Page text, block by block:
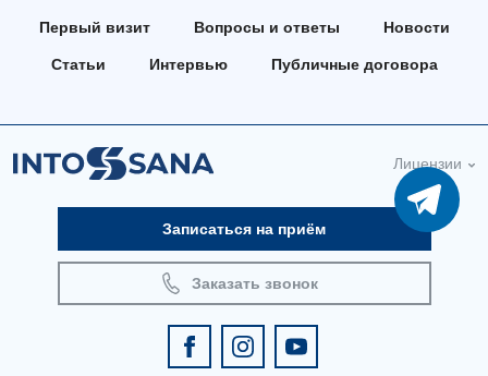
Первый визит Вопросы и ответы Новости
Статьи Интервью Публичные договора
Лицензии
Записаться на приём
Заказать звонок